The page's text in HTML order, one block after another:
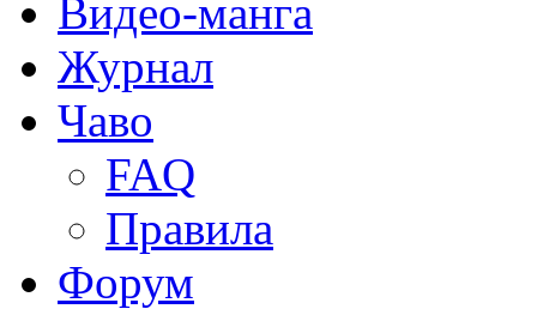
Видео-манга
Журнал
Чаво
FAQ
Правила
Форум